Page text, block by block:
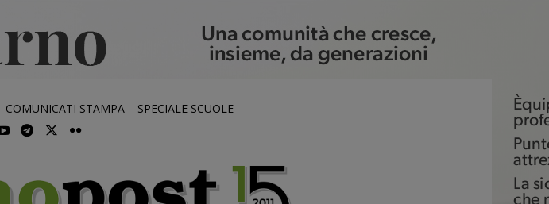
COMUNICATI STAMPA SPECIALE SCUOLE